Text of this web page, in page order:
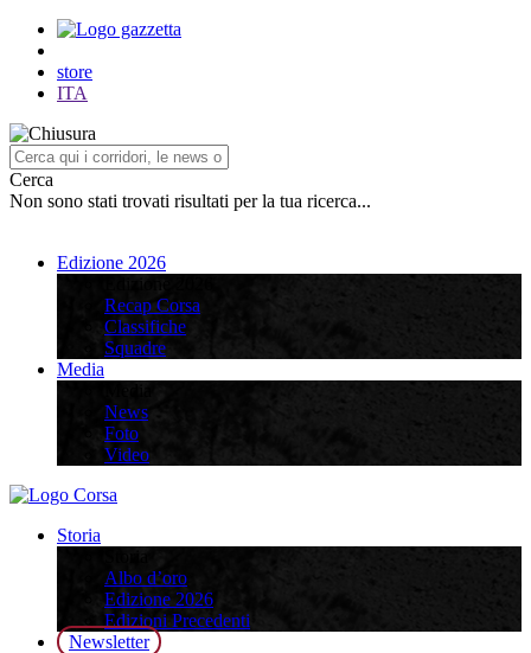
store
ITA
Cerca
Non sono stati trovati risultati per la tua ricerca...
Edizione 2026
Recap Corsa
Classifiche
Squadre
Media
News
Foto
Video
Storia
Albo d’oro
Edizione 2026
Edizioni Precedenti
Newsletter